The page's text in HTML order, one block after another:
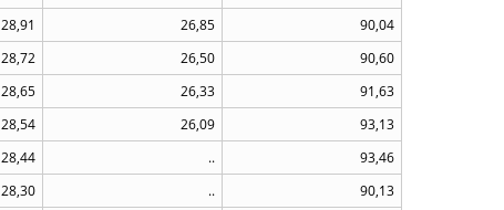
28,91 26,85
90,04
28,72 26,50
90,60
28,65 26,33
91,63
28,54 26,09
93,13
28,44 ..
93,46
28,30 ..
90,13